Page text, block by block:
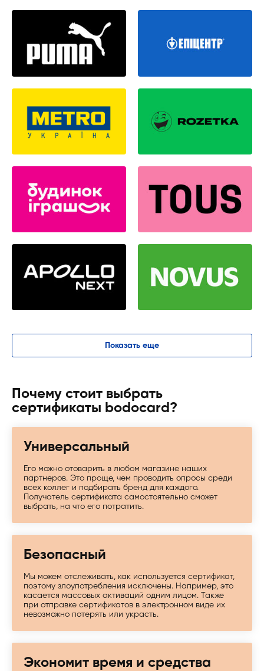
Показать еще
Почему стоит выбрать
сертификаты bodocard?
Универсальный
Его можно отоварить в любом магазине наших
партнеров. Это проще, чем проводить опросы среди
всех коллег и подбирать бренд для каждого.
Получатель сертификата самостоятельно сможет
выбрать, на что его потратить.
Безопасный
Мы можем отслеживать, как используется сертификат,
поэтому злоупотребления исключены. Например, это
касается массовых активаций одним лицом. Также
при отправке сертификатов в электронном виде их
невозможно потерять или украсть.
Экономит время и средства